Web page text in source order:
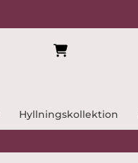
Hyllningskollektion